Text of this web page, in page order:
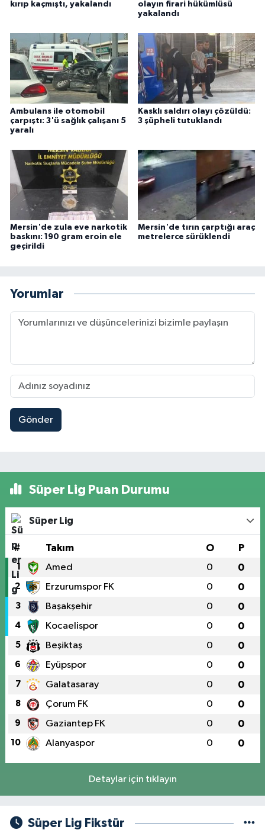
kırıp kaçmıştı, yakalandı
olayın firari hükümlüsü
yakalandı
Ambulans ile otomobil
çarpıştı: 3'ü sağlık çalışanı 5
yaralı
Kasklı saldırı olayı çözüldü:
3 şüpheli tutuklandı
Mersin'de zula eve narkotik
baskını: 190 gram eroin ele
geçirildi
Mersin'de tırın çarptığı araç
metrelerce sürüklendi
Yorumlar
Gönder
Süper Lig Puan Durumu
Süper Lig
# Takım O P
1 Amed 0 0
2 Erzurumspor FK 0 0
3 Başakşehir 0 0
4 Kocaelispor 0 0
5 Beşiktaş 0 0
6 Eyüpspor 0 0
7 Galatasaray 0 0
8 Çorum FK 0 0
9 Gaziantep FK 0 0
10 Alanyaspor 0 0
Detaylar için tıklayın
Süper Lig Fikstür